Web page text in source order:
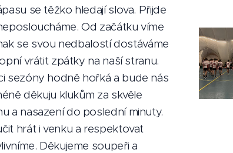
se těžko hledají slova. Přijde
Od začátku víme
se svou nedbalostí dostáváme
vrátit zpátky na naší stranu.
sezóny hodně hořká a bude nás
děkuju klukům za skvěle
a nasazení do poslední minuty.
hrát i venku a respektovat
Děkujeme soupeři a